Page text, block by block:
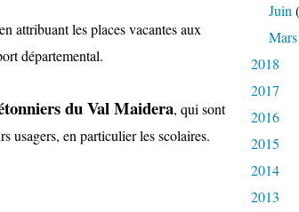
attribuant les places vacantes aux
départemental.
du Val Maidera, qui sont
usagers, en particulier les scolaires.
Juin
Mars
2018
2017
2016
2015
2014
2013